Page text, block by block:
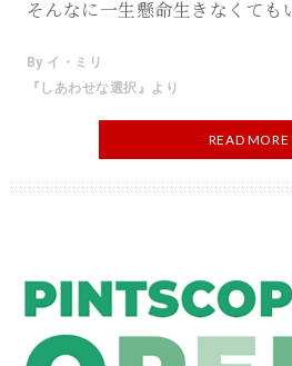
そんなに一生懸命生きなくても
By イ・ミリ
『しあわせな選択』より
READ MORE